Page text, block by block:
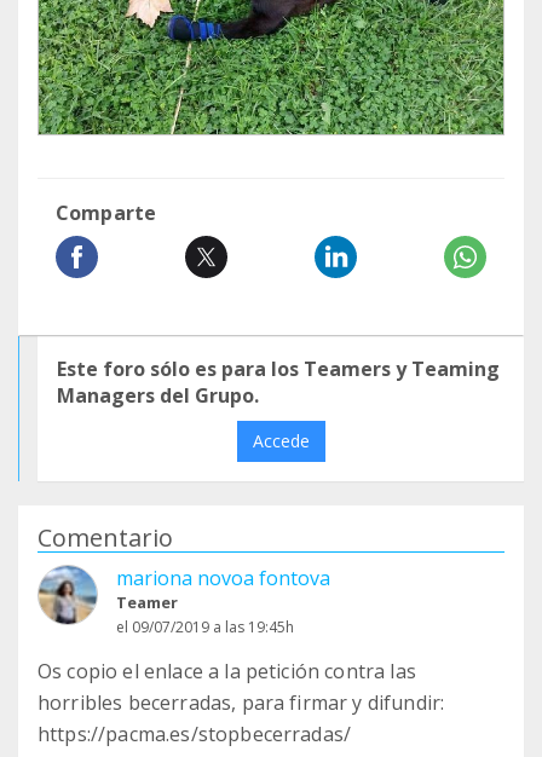
Comparte
Este foro sólo es para los Teamers y Teaming
Managers del Grupo.
Accede
Comentario
mariona novoa fontova
Teamer
el 09/07/2019 a las 19:45h
Os copio el enlace a la petición contra las
horribles becerradas, para firmar y difundir:
https://pacma.es/stopbecerradas/